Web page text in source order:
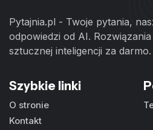
Pytajnia.pl - Twoje pytania,
odpowiedzi od AI.
sztucznej inteligencji za darmo.
Szybkie linki
O stronie
Kontakt